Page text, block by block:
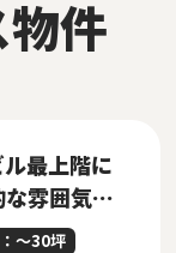
件
最上階に
雰囲気の
ィス
〜30坪